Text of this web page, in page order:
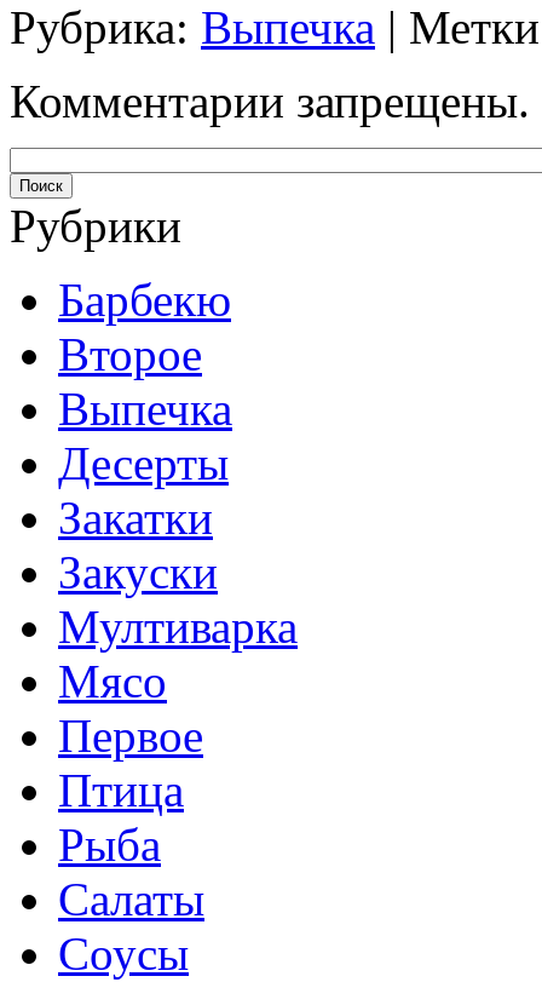
Рубрика: Выпечка |
Комментарии запрещены.
Рубрики
Барбекю
Второе
Выпечка
Десерты
Закатки
Закуски
Мултиварка
Мясо
Первое
Птица
Рыба
Салаты
Соусы